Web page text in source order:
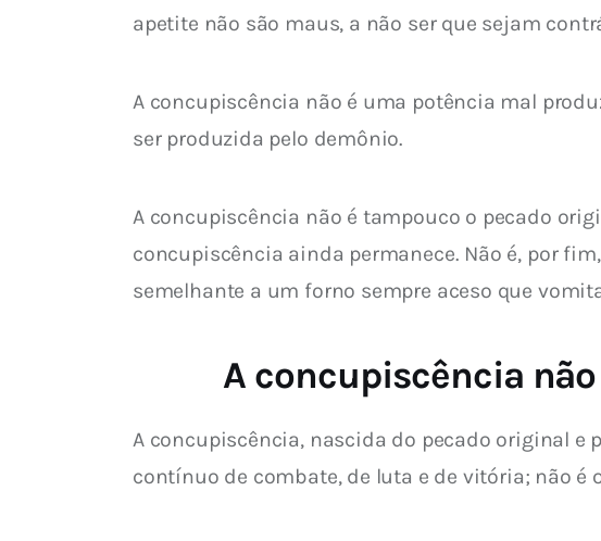
apetite não são maus, a não ser que sejam
A concupiscência não é uma potência mal
ser produzida pelo demônio.
A concupiscência não é tampouco o pecado
concupiscência ainda permanece. Não é, por
semelhante a um forno sempre aceso que
A concupiscência
A concupiscência, nascida do pecado original e
contínuo de combate, de luta e de vitória; não é